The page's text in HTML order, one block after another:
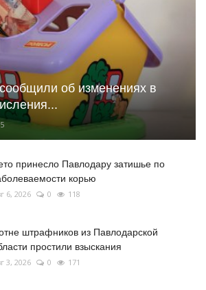
об изменениях в
принесло Павлодару затишье по
корью
6, 2026 0 118
штрафников из Павлодарской
простили взыскания
3, 2026 0 171